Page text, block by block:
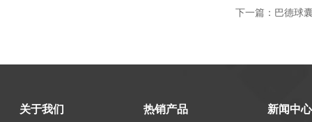
下一篇： 巴德球
关于我们 热销产品 新闻中心